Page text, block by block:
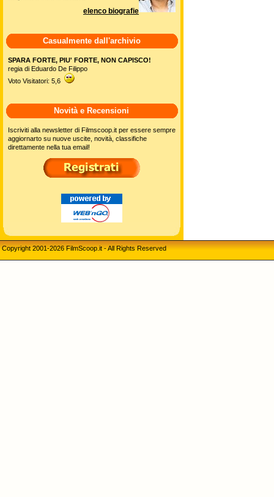
elenco biografie
Casualmente dall'archivio
SPARA FORTE, PIU' FORTE, NON CAPISCO!
regia di Eduardo De Filippo
Voto Visitatori: 5,6
Novità e Recensioni
Iscriviti alla newsletter di Filmscoop.it per essere sempre
aggiornarto su nuove uscite, novità, classifiche
direttamente nella tua email!
Copyright 2001-2026 FilmScoop.it - All Rights Reserved